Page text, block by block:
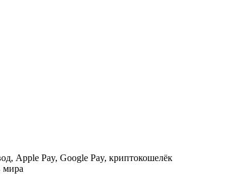
Apple Pay, Google Pay, криптокошелёк
мира